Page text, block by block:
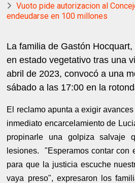
Vuoto pide autorizacion al
endeudarse en 100 millones
La familia de Gastón
en estado vegetativo tras una
abril de 2023, convocó a una
sábado a las 17:00 en la
El reclamo apunta a exigir
inmediato encarcelamiento de
propinarle una golpiza salvaje
lesiones. "Esperamos contar con
para que la justicia escuche
vaya preso", expresaron los